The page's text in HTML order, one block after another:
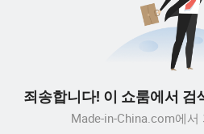
죄송합니다! 이 쇼룸에서 검
Made-in-China.com에서